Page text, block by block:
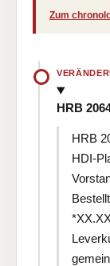
Zum
HRB
HRB
HDI-